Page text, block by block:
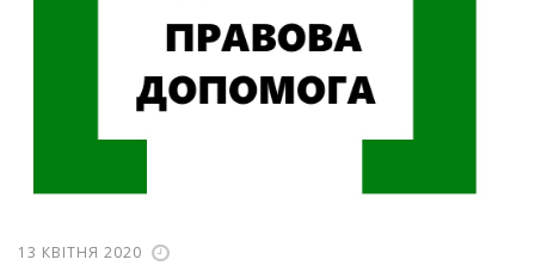
13 КВІТНЯ 2020